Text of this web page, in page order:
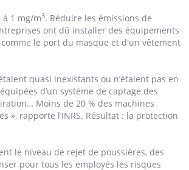
à 1 mg/m3. Réduire les émissions de
ont dû installer des équipements
le port du masque et d'un vêtement
quasi inexistants ou n’étaient pas en
d’un système de captage des
Moins de 20 % des machines
», rapporte l’INRS. Résultat : la protection
le niveau de rejet de poussières, des
pour tous les employés les risques